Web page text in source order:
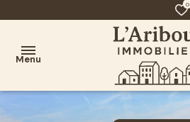
0
Menu